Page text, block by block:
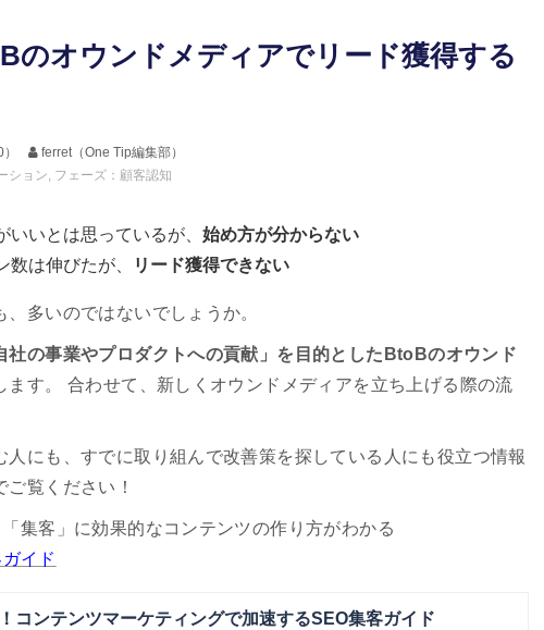
のオウンドメディアでリード獲得する
）
ferret（One Tip編集部）
ション フェーズ：顧客認知
いとは思っているが、 始め方が分からない
は伸びたが、
リード獲得できない
多いのではないでしょうか。
社の事業やプロダクトへの貢献」を目的としたBtoBのオウンド
ます。 合わせて、新しくオウンドメディアを立ち上げる際の流
にも、すでに取り組んで改善策を探している人にも役立つ情報
覧ください！
集客」に効果的なコンテンツの作り方がわかる
イド
コンテンツマーケティングで加速するSEO集客ガイド